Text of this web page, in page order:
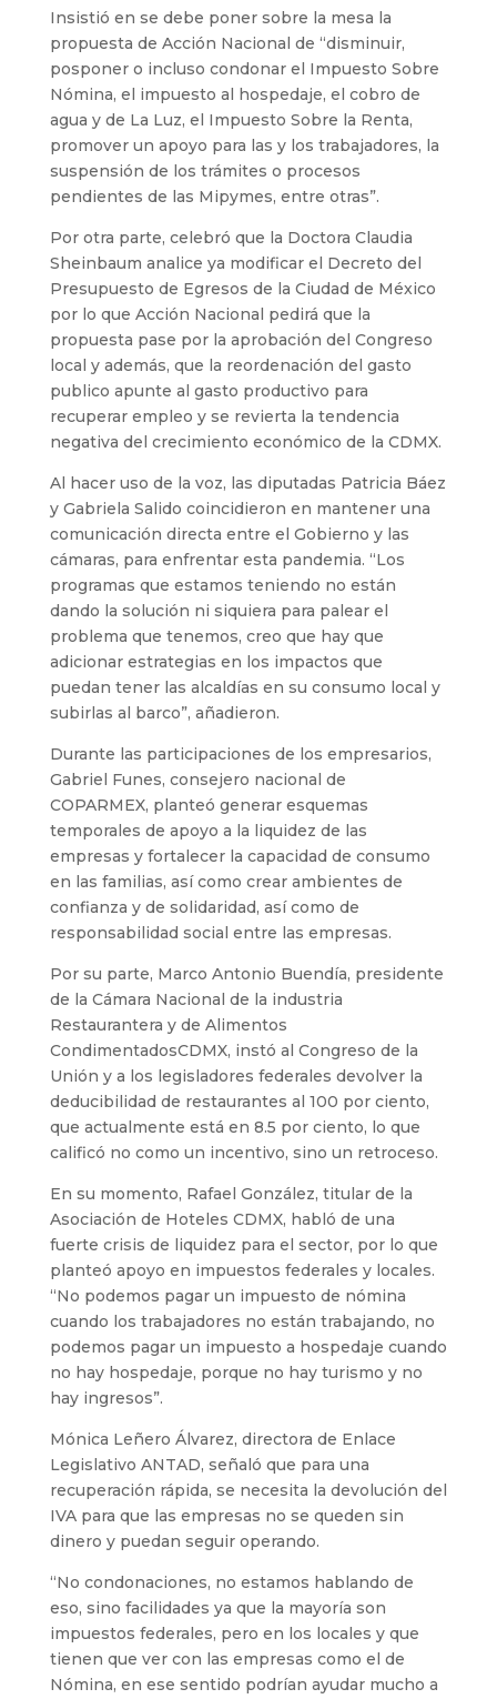
Insistió en se debe poner sobre la mesa la
propuesta de Acción Nacional de “disminuir,
posponer o incluso condonar el Impuesto Sobre
Nómina, el impuesto al hospedaje, el cobro de
agua y de La Luz, el Impuesto Sobre la Renta,
promover un apoyo para las y los trabajadores, la
suspensión de los trámites o procesos
pendientes de las Mipymes, entre otras”.
Por otra parte, celebró que la Doctora Claudia
Sheinbaum analice ya modificar el Decreto del
Presupuesto de Egresos de la Ciudad de México
por lo que Acción Nacional pedirá que la
propuesta pase por la aprobación del Congreso
local y además, que la reordenación del gasto
publico apunte al gasto productivo para
recuperar empleo y se revierta la tendencia
negativa del crecimiento económico de la CDMX.
Al hacer uso de la voz, las diputadas Patricia Báez
y Gabriela Salido coincidieron en mantener una
comunicación directa entre el Gobierno y las
cámaras, para enfrentar esta pandemia. “Los
programas que estamos teniendo no están
dando la solución ni siquiera para palear el
problema que tenemos, creo que hay que
adicionar estrategias en los impactos que
puedan tener las alcaldías en su consumo local y
subirlas al barco”, añadieron.
Durante las participaciones de los empresarios,
Gabriel Funes, consejero nacional de
COPARMEX, planteó generar esquemas
temporales de apoyo a la liquidez de las
empresas y fortalecer la capacidad de consumo
en las familias, así como crear ambientes de
confianza y de solidaridad, así como de
responsabilidad social entre las empresas.
Por su parte, Marco Antonio Buendía, presidente
de la Cámara Nacional de la industria
Restaurantera y de Alimentos
CondimentadosCDMX, instó al Congreso de la
Unión y a los legisladores federales devolver la
deducibilidad de restaurantes al 100 por ciento,
que actualmente está en 8.5 por ciento, lo que
calificó no como un incentivo, sino un retroceso.
En su momento, Rafael González, titular de la
Asociación de Hoteles CDMX, habló de una
fuerte crisis de liquidez para el sector, por lo que
planteó apoyo en impuestos federales y locales.
“No podemos pagar un impuesto de nómina
cuando los trabajadores no están trabajando, no
podemos pagar un impuesto a hospedaje cuando
no hay hospedaje, porque no hay turismo y no
hay ingresos”.
Mónica Leñero Álvarez, directora de Enlace
Legislativo ANTAD, señaló que para una
recuperación rápida, se necesita la devolución del
IVA para que las empresas no se queden sin
dinero y puedan seguir operando.
“No condonaciones, no estamos hablando de
eso, sino facilidades ya que la mayoría son
impuestos federales, pero en los locales y que
tienen que ver con las empresas como el de
Nómina, en ese sentido podrían ayudar mucho a